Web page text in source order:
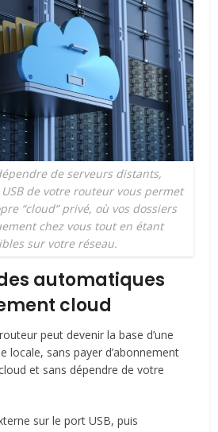
de serveurs distants,
de votre routeur vous permet
“cloud” privé, où vos dossiers
chez vous tout en étant
sur votre réseau.
automatiques
cloud
peut devenir la base d’une
locale, sans payer d’abonnement
et sans dépendre de votre
sur le port USB, puis